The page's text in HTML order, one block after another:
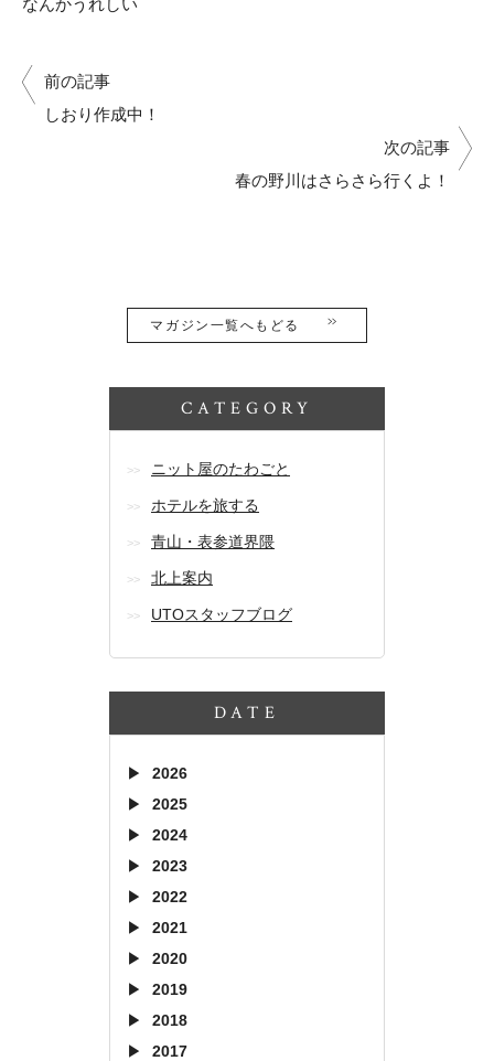
前の記事
しおり作成中！
次の記事
春の野川はさらさら行くよ！
マガジン一覧へもどる
CATEGORY
ニット屋のたわごと
ホテルを旅する
青山・表参道界隈
北上案内
UTOスタッフブログ
DATE
2026
2025
2024
2023
2022
2021
2020
2019
2018
2017